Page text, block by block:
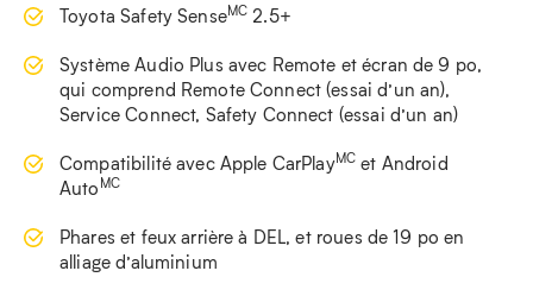
Toyota Safety SenseMC 2.5+
Système Audio Plus avec Remote et écran de 9 po,
qui comprend Remote Connect (essai d’un an),
Service Connect, Safety Connect (essai d’un an)
Compatibilité avec Apple CarPlayMC et Android
Auto MC
Phares et feux arrière à DEL, et roues de 19 po en
alliage d’aluminium